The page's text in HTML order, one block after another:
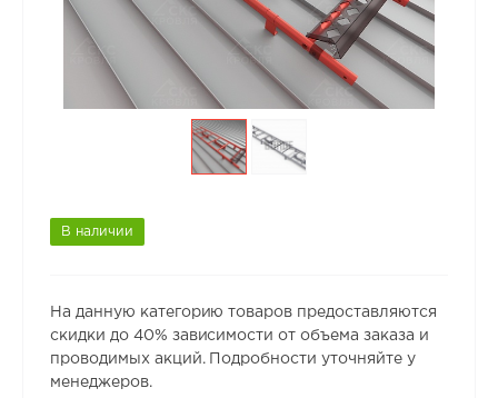
В наличии
На данную категорию товаров предоставляются
скидки до 40% зависимости от объема заказа и
проводимых акций. Подробности уточняйте у
менеджеров.